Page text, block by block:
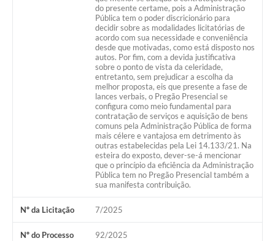
do presente certame, pois a Administração
Pública tem o poder discricionário para
decidir sobre as modalidades licitatórias de
acordo com sua necessidade e conveniência
desde que motivadas, como está disposto nos
autos. Por fim, com a devida justificativa
sobre o ponto de vista da celeridade,
entretanto, sem prejudicar a escolha da
melhor proposta, eis que presente a fase de
lances verbais, o Pregão Presencial se
configura como meio fundamental para
contratação de serviços e aquisição de bens
comuns pela Administração Pública de forma
mais célere e vantajosa em detrimento às
outras estabelecidas pela Lei 14.133/21. Na
esteira do exposto, dever-se-á mencionar
que o princípio da eficiência da Administração
Pública tem no Pregão Presencial também a
sua manifesta contribuição.
Nº da Licitação 7/2025
Nº do Processo 92/2025